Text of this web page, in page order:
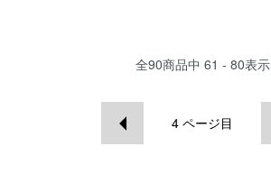
全90商品中 61 - 80表示
4 ページ目